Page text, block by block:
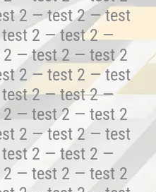
2 — test 2 — test
2 — test 2 —
— test 2 — test 2
2 — test 2 — test
2 — test 2 —
— test 2 — test 2
2 — test 2 — test
2 — test 2 —
— test 2 — test 2